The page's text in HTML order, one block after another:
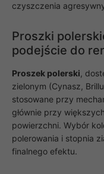
czyszczenia
Proszki
podejście do
Proszek polerski,
zielonym (Cynasz,
stosowane przy
głównie przy
powierzchni. Wybór
polerowania i stopnia
finalnego efektu.